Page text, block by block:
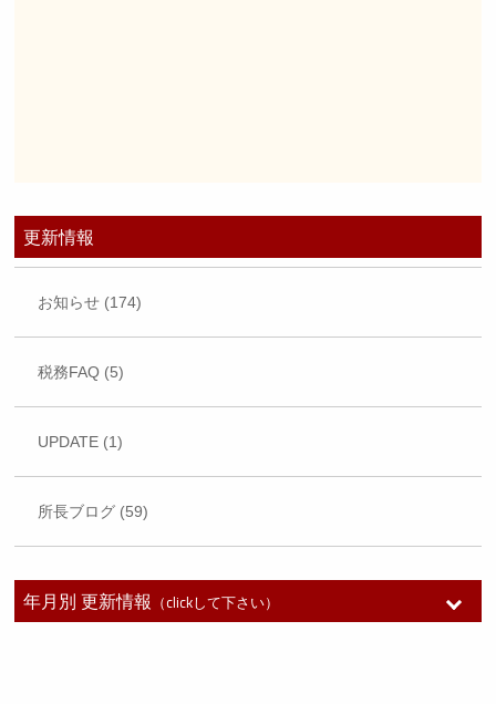
更新情報
お知らせ (174)
税務FAQ (5)
UPDATE (1)
所長ブログ (59)
年月別 更新情報 （clickして下さい）